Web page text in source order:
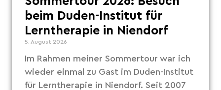
beim Duden-Institut für
Lerntherapie in Niendorf
5. August 2026
Im Rahmen meiner Sommertour war ich
wieder einmal zu Gast im Duden-Institut
für Lerntherapie in Niendorf. Seit 2007